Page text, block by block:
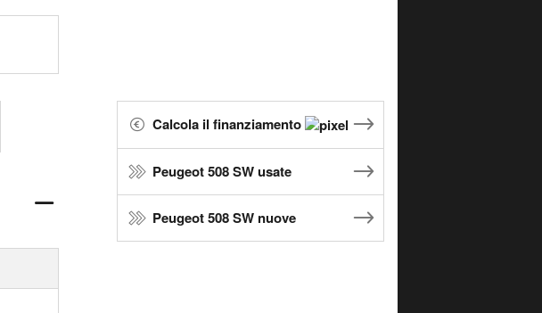
Calcola il finanziamento
Peugeot 508 SW usate
Peugeot 508 SW nuove